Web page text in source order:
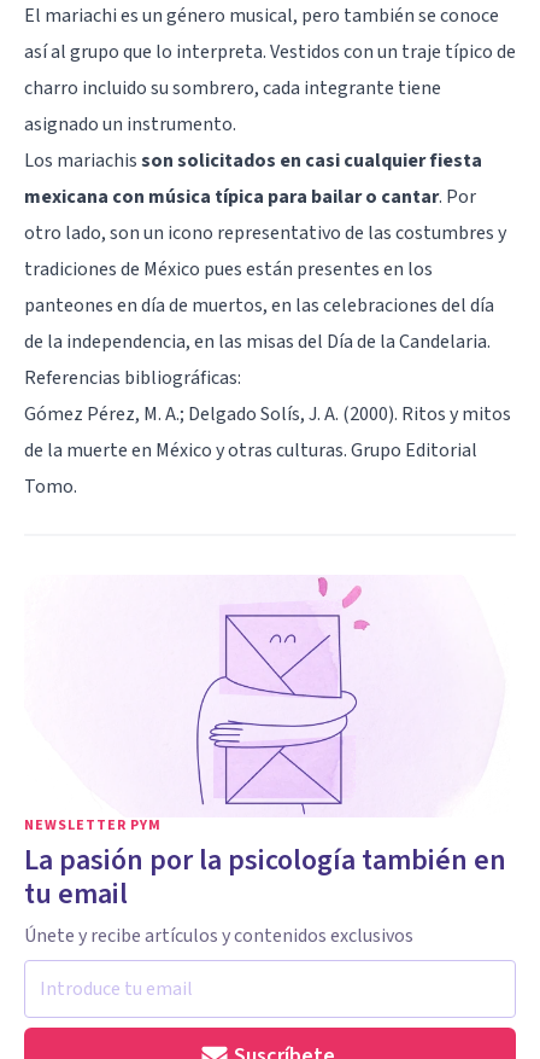
El mariachi es un género musical, pero también se conoce
así al grupo que lo interpreta. Vestidos con un traje típico de
charro incluido su sombrero, cada integrante tiene
asignado un instrumento.
Los mariachisson solicitados en casi cualquier fiesta
mexicana con música típica para bailar o cantar. Por
otro lado, son un icono representativo de las costumbres y
tradiciones de México pues están presentes en los
panteones en día de muertos, en las celebraciones del día
de la independencia, en las misas del Día de la Candelaria.
Referencias bibliográficas:
Gómez Pérez, M. A.; Delgado Solís, J. A. (2000). Ritos y mitos
de la muerte en México y otras culturas. Grupo Editorial
Tomo.
NEWSLETTER PYM
La pasión por la psicología también en
tu email
Únete y recibe artículos y contenidos exclusivos